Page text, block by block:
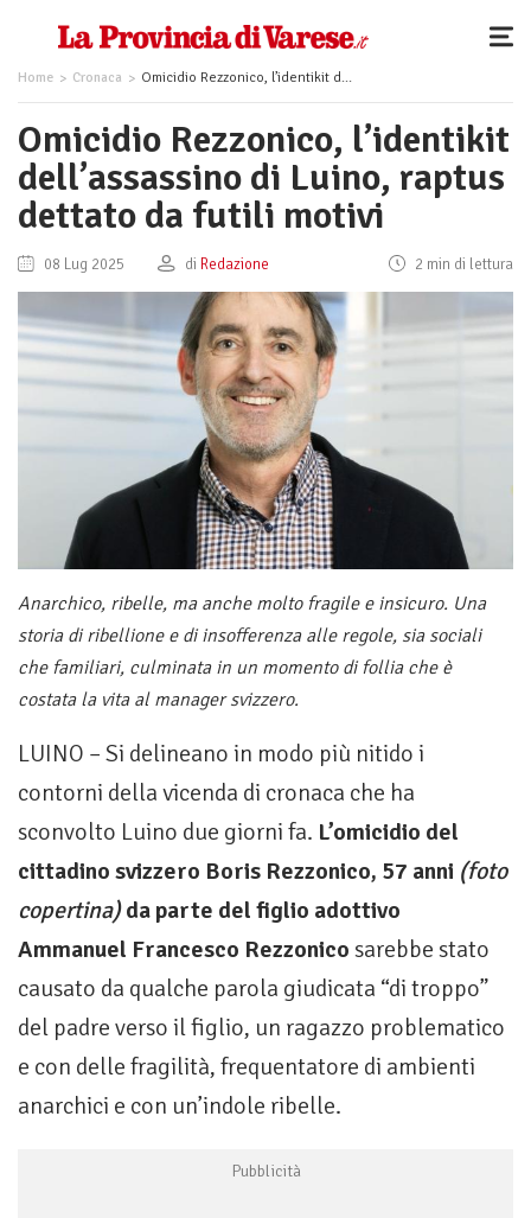
Home Cronaca Omicidio Rezzonico, l’identikit dell’assassino di Luino, raptus dettato da futili motivi
Omicidio Rezzonico, l’identikit
dell’assassino di Luino, raptus
dettato da futili motivi
08 Lug 2025 di Redazione 2 min di lettura
Anarchico, ribelle, ma anche molto fragile e insicuro. Una
storia di ribellione e di insofferenza alle regole, sia sociali
che familiari, culminata in un momento di follia che è
costata la vita al manager svizzero.
LUINO – Si delineano in modo più nitido i
contorni della vicenda di cronaca che ha
sconvolto Luino due giorni fa. L’omicidio del
cittadino svizzero Boris Rezzonico, 57 anni (foto
copertina)da parte del figlio adottivo
Ammanuel Francesco Rezzonico sarebbe stato
causato da qualche parola giudicata “di troppo”
del padre verso il figlio, un ragazzo problematico
e con delle fragilità, frequentatore di ambienti
anarchici e con un’indole ribelle.